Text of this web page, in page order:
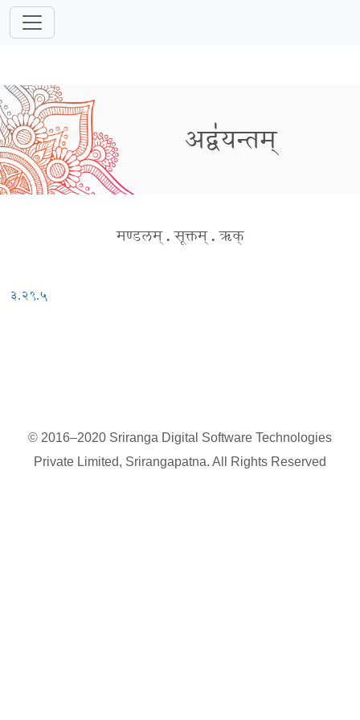
अद्व॑यन्तम्
मण्डलम् . सूक्तम् . ऋक्
३.२९.५
© 2016–2020 Sriranga Digital Software Technologies
Private Limited, Srirangapatna. All Rights Reserved